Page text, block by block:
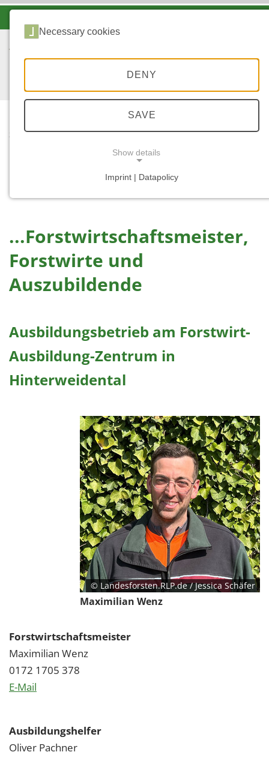
STARTSEITE
...
EISTER, FORSTWIRTE
...Forstwirtschaftsmeister,
Forstwirte und
Auszubildende
Ausbildungsbetrieb am Forstwirt-
Ausbildung-Zentrum in
Hinterweidental
© Landesforsten.RLP.de / Jessica Schäfer
Maximilian Wenz
Forstwirtschaftsmeister
Maximilian Wenz
0172 1705 378
E-Mail
Ausbildungshelfer
Oliver Pachner
Necessary cookies
DENY
SAVE
Show details
Imprint | Datapolicy